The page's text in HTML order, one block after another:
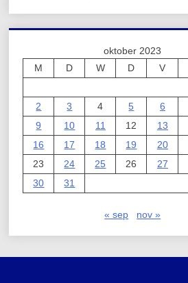
oktober 2023
M
D W D V
2
3 4 5 6
9
10 11 12 13
16
17 18 19 20
23
24 25 26 27
30
31
« sep nov »